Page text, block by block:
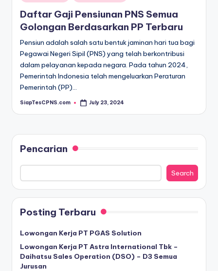
in
Daftar Gaji Pensiunan PNS Semua
Golongan Berdasarkan PP Terbaru
Pensiun adalah salah satu bentuk jaminan hari tua bagi
Pegawai Negeri Sipil (PNS) yang telah berkontribusi
dalam pelayanan kepada negara. Pada tahun 2024,
Pemerintah Indonesia telah mengeluarkan Peraturan
Pemerintah (PP)…
Posted
SiapTesCPNS.com July 23, 2024
Pencarian
Search
Posting Terbaru
Lowongan Kerja PT PGAS Solution
Lowongan Kerja PT Astra International Tbk –
Daihatsu Sales Operation (DSO) – D3 Semua
Jurusan